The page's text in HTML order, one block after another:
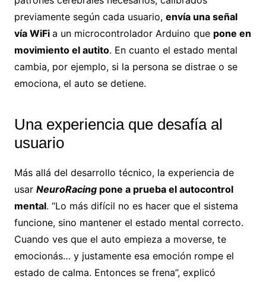
previamente según cada usuario, envía una señal
vía WiFi a un microcontrolador Arduino que pone en
movimiento el autito. En cuanto el estado mental
cambia, por ejemplo, si la persona se distrae o se
emociona, el auto se detiene.
Una experiencia que desafía al
usuario
Más allá del desarrollo técnico, la experiencia de
usar NeuroRacingpone a prueba el autocontrol
mental. “Lo más difícil no es hacer que el sistema
funcione, sino mantener el estado mental correcto.
Cuando ves que el auto empieza a moverse, te
emocionás… y justamente esa emoción rompe el
estado de calma. Entonces se frena”, explicó